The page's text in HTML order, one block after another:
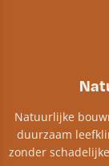
Natuurlijke
duurzaam
zonder